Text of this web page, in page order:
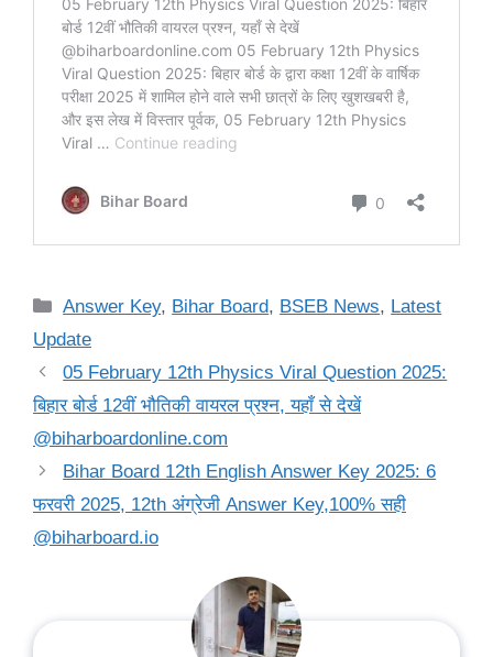
Categories
Answer Key, Bihar Board, BSEB News, Latest
Update
05 February 12th Physics Viral Question 2025:
बिहार बोर्ड 12वीं भौतिकी वायरल प्रश्न, यहाँ से देखें
@biharboardonline.com
Bihar Board 12th English Answer Key 2025: 6
फरवरी 2025, 12th अंग्रेजी Answer Key,100% सही
@biharboard.io